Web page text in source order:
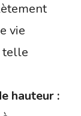
vie
telle
hauteur :